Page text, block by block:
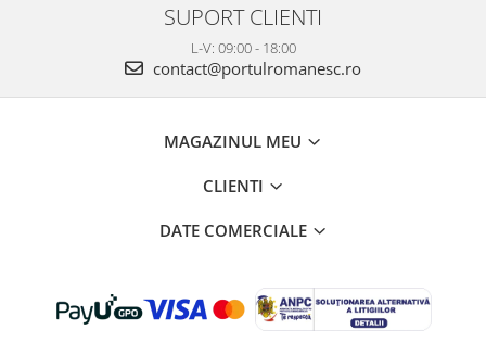
SUPORT CLIENTI
L-V: 09:00 - 18:00
contact@portulromanesc.ro
MAGAZINUL MEU
CLIENTI
DATE COMERCIALE